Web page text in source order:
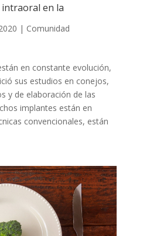
intraoral en la
| Comunidad
en constante evolución,
sus estudios en conejos,
y de elaboración de las
implantes están en
convencionales, están